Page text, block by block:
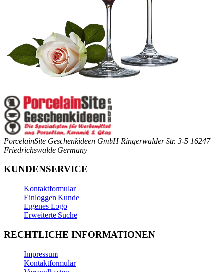
PorcelainSite Geschenkideen GmbH Ringerwalder Str. 3-5 16247
Friedrichswalde Germany
KUNDENSERVICE
Kontaktformular
Einloggen Kunde
Eigenes Logo
Erweiterte Suche
RECHTLICHE INFORMATIONEN
Impressum
Kontaktformular